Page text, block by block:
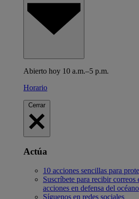
Abierto hoy 10 a.m.–5 p.m.
Horario
Cerrar
Actúa
10 acciones sencillas para
Suscríbete para recibir correos
acciones en defensa del océano
Síguenos en redes sociales